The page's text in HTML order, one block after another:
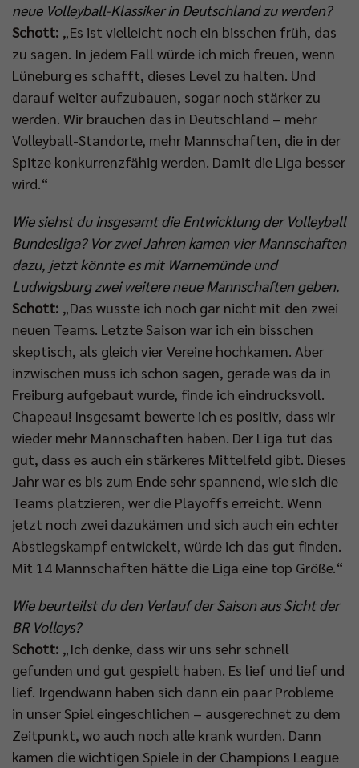
neue Volleyball-Klassiker in Deutschland zu werden?
Schott: „Es ist vielleicht noch ein bisschen früh, das
zu sagen. In jedem Fall würde ich mich freuen, wenn
Lüneburg es schafft, dieses Level zu halten. Und
darauf weiter aufzubauen, sogar noch stärker zu
werden. Wir brauchen das in Deutschland – mehr
Volleyball-Standorte, mehr Mannschaften, die in der
Spitze konkurrenzfähig werden. Damit die Liga besser
wird.“
Wie siehst du insgesamt die Entwicklung der Volleyball
Bundesliga? Vor zwei Jahren kamen vier Mannschaften
dazu, jetzt könnte es mit Warnemünde und
Ludwigsburg zwei weitere neue Mannschaften geben.
Schott: „Das wusste ich noch gar nicht mit den zwei
neuen Teams. Letzte Saison war ich ein bisschen
skeptisch, als gleich vier Vereine hochkamen. Aber
inzwischen muss ich schon sagen, gerade was da in
Freiburg aufgebaut wurde, finde ich eindrucksvoll.
Chapeau! Insgesamt bewerte ich es positiv, dass wir
wieder mehr Mannschaften haben. Der Liga tut das
gut, dass es auch ein stärkeres Mittelfeld gibt. Dieses
Jahr war es bis zum Ende sehr spannend, wie sich die
Teams platzieren, wer die Playoffs erreicht. Wenn
jetzt noch zwei dazukämen und sich auch ein echter
Abstiegskampf entwickelt, würde ich das gut finden.
Mit 14 Mannschaften hätte die Liga eine top Größe.“
Wie beurteilst du den Verlauf der Saison aus Sicht der
BR Volleys?
Schott: „Ich denke, dass wir uns sehr schnell
gefunden und gut gespielt haben. Es lief und lief und
lief. Irgendwann haben sich dann ein paar Probleme
in unser Spiel eingeschlichen – ausgerechnet zu dem
Zeitpunkt, wo auch noch alle krank wurden. Dann
kamen die wichtigen Spiele in der Champions League